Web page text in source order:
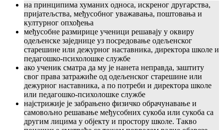
на принципима хуманих односа, искреног другарства,
пријатељства, међусобног уважавања, поштовања и
културног опхођења
међусобне размирице ученици решавају у оквиру
одељенске заједнице уз посредовање одељенског
старешине или дежурног наставника, директора школе и
педагошко-психолошке службе
ако ученик сматра да му је нанета неправда, заштиту
свог права затражиће од одељенског старешине или
дежурног наставника, а по потреби и директора школе
или педагошко-психолошке службе
најстрижије је забрањено физичко обрачунавање и
самовољно решавање међусобних сукоба или сукоба са
другим лицима у објекту и простору школе. Такво